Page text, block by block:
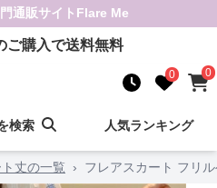
通販サイト Flare Me
ご購入で送料無料
0 0
検索 人気ランキング
丈の一覧 › フレアスカート フリ